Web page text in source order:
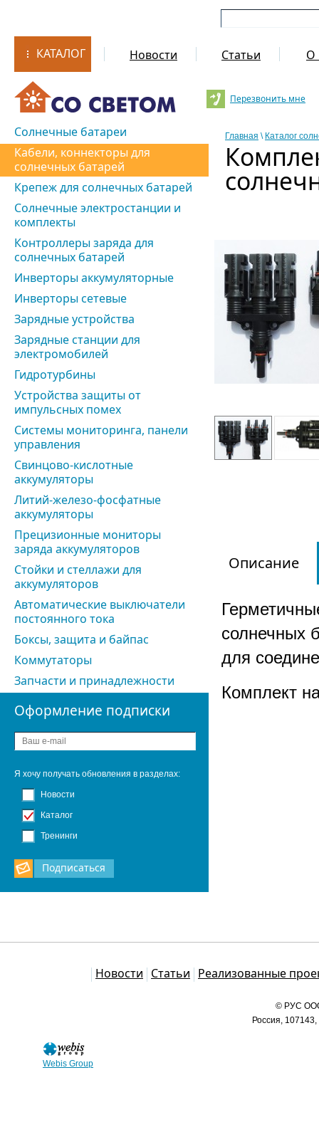
КАТАЛОГ Новости Статьи О
Перезвонить мне
Солнечные батареи
Кабели, коннекторы для
солнечных батарей
Крепеж для солнечных батарей
Солнечные электростанции и
комплекты
Контроллеры заряда для
солнечных батарей
Инверторы аккумуляторные
Инверторы сетевые
Зарядные устройства
Зарядные станции для
электромобилей
Гидротурбины
Устройства защиты от
импульсных помех
Системы мониторинга, панели
управления
Свинцово-кислотные
аккумуляторы
Литий-железо-фосфатные
аккумуляторы
Прецизионные мониторы
заряда аккумуляторов
Стойки и стеллажи для
аккумуляторов
Автоматические выключатели
постоянного тока
Боксы, защита и байпас
Коммутаторы
Запчасти и принадлежности
Оформление подписки
Я хочу получать обновления в разделах:
Новости
Каталог
Тренинги
Подписаться
Webis Group
Главная \ Каталог
Описание
солнечных
для
Комплект
Новости Статьи Реализованные
© РУС ООО
Россия,